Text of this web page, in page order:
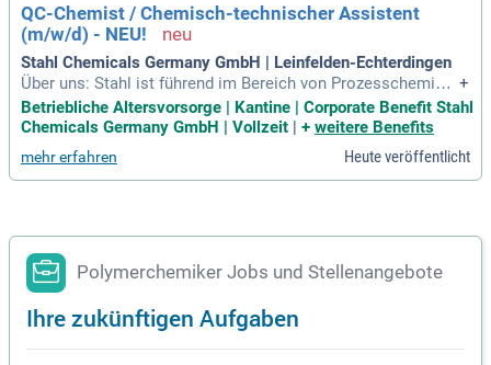
QC-Chemist / Chemisch-technischer Assistent
(m/w/d) - NEU!
Stahl Chemicals Germany GmbH | Leinfelden-Echterdingen
Über uns: Stahl ist führend im Bereich von Prozesschemikal
ien für Lederprodukte, Hochleistungsbeschichtungen und P
olymere.
+
Betriebliche Altersvorsorge | Kantine | Corporate Benefit Stahl
Chemicals Germany GmbH | Vollzeit
+ weitere Benefits
mehr erfahren Heute veröffentlicht
Polymerchemiker Jobs und Stellenangebote
Ihre zukünftigen Aufgaben